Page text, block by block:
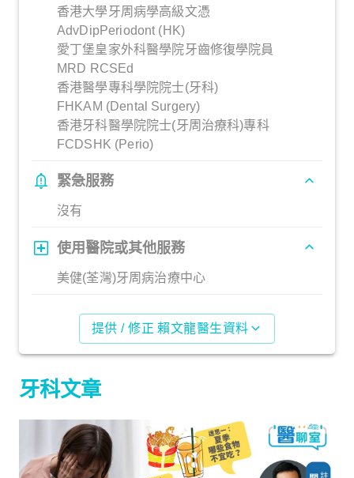
香港大學牙周病學高級文憑
AdvDipPeriodont (HK)
愛丁堡皇家外科醫學院牙齒修復學院員
MRD RCSEd
香港醫學專科學院院士(牙科)
FHKAM (Dental Surgery)
香港牙科醫學院院士(牙周治療科)專科
FCDSHK (Perio)
緊急服務
沒有
使用醫院或其他服務
美健(荃灣)牙周病治療中心
提供 / 修正 賴文龍醫生資料
牙科文章